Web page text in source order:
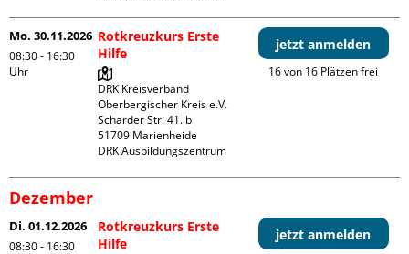
Mo. 30.11.2026
08:30 - 16:30
Uhr
Rotkreuzkurs Erste
Hilfe
DRK Kreisverband
Oberbergischer Kreis e.V.
Scharder Str. 41. b
51709 Marienheide
DRK Ausbildungszentrum
jetzt anmelden
16 von 16 Plätzen frei
Dezember
Di. 01.12.2026
08:30 - 16:30
Rotkreuzkurs Erste
Hilfe
jetzt anmelden